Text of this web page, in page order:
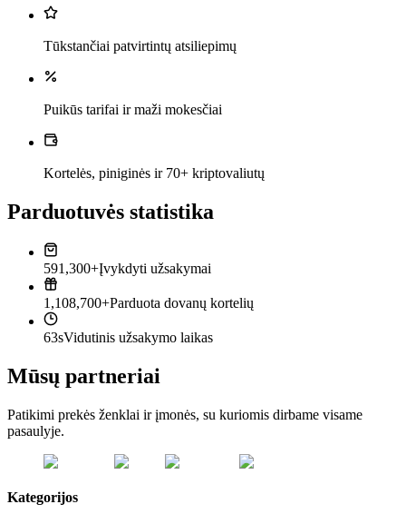
Tūkstančiai patvirtintų atsiliepimų
Puikūs tarifai ir maži mokesčiai
Kortelės, piniginės ir 70+ kriptovaliutų
Parduotuvės statistika
591,300+Įvykdyti užsakymai
1,108,700+Parduota dovanų kortelių
63sVidutinis užsakymo laikas
Mūsų partneriai
Patikimi prekės ženklai ir įmonės, su kuriomis dirbame visame
pasaulyje.
Kategorijos